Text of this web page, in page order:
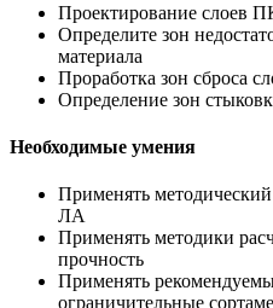
Проектирование слоев
Определите зон
материала
Проработка зон сброса
Определение зон
Необходимые умения
Применять
ЛА
Применять методики
прочность
Применять
ограничительные